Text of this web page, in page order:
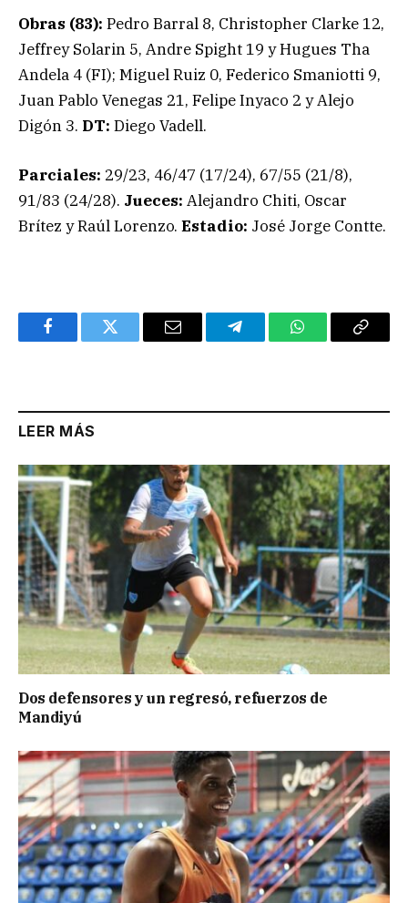
Obras (83): Pedro Barral 8, Christopher Clarke 12,
Jeffrey Solarin 5, Andre Spight 19 y Hugues Tha
Andela 4 (FI); Miguel Ruiz 0, Federico Smaniotti 9,
Juan Pablo Venegas 21, Felipe Inyaco 2 y Alejo
Digón 3. DT: Diego Vadell.
Parciales: 29/23, 46/47 (17/24), 67/55 (21/8),
91/83 (24/28). Jueces: Alejandro Chiti, Oscar
Brítez y Raúl Lorenzo. Estadio: José Jorge Contte.
FacebookTwitter Email TelegramWhatsAppCopy
LEER MÁS
Dos defensores y un regresó, refuerzos de
Mandiyú